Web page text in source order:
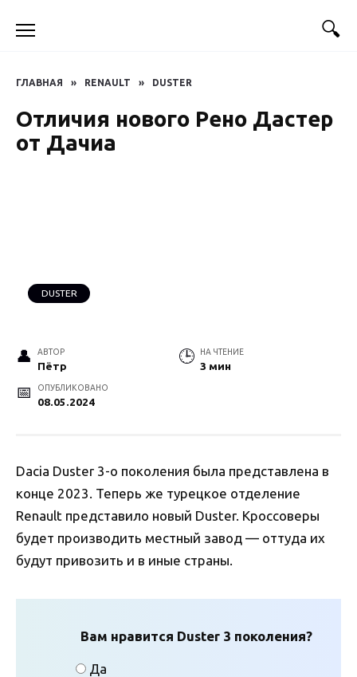
ГЛАВНАЯ » RENAULT » DUSTER
Отличия нового Рено Дастер
от Дачиа
DUSTER
АВТОР
Пётр
НА ЧТЕНИЕ
3 мин
ОПУБЛИКОВАНО
08.05.2024
Dacia Duster 3-о поколения была представлена в
конце 2023. Теперь же турецкое отделение
Renault представило новый Duster. Кроссоверы
будет производить местный завод — оттуда их
будут привозить и в иные страны.
Вам нравится Duster 3 поколения?
Да